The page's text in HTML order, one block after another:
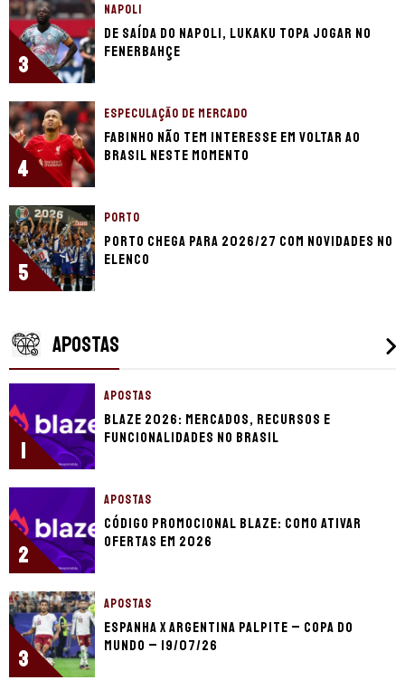
3
NAPOLI
De saída do Napoli, Lukaku topa jogar no
Fenerbahçe
4
ESPECULAÇÃO DE MERCADO
Fabinho não tem interesse em voltar ao
Brasil neste momento
5
PORTO
Porto chega para 2026/27 com novidades no
elenco
APOSTAS
1
APOSTAS
Blaze 2026: mercados, recursos e
funcionalidades no Brasil
2
APOSTAS
Código promocional Blaze: como ativar
ofertas em 2026
3
APOSTAS
Espanha x Argentina palpite – Copa do
Mundo – 19/07/26